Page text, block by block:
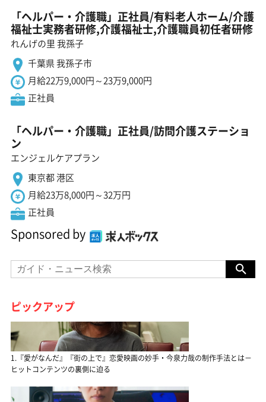
「ヘルパー・介護職」正社員/有料老人ホーム/介護
福祉士実務者研修,介護福祉士,介護職員初任者研修
れんげの里 我孫子
千葉県 我孫子市
月給22万9,000円～23万9,000円
正社員
「ヘルパー・介護職」正社員/訪問介護ステーショ
ン
エンジェルケアプラン
東京都 港区
月給23万8,000円～32万円
正社員
Sponsored by
ピックアップ
1.『愛がなんだ』『街の上で』恋愛映画の妙手・今泉力哉の制作手法とは－
ヒットコンテンツの裏側に迫る